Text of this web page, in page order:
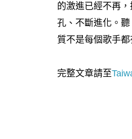
的激進已經不再
孔、不斷進化。
質不是每個歌手
完整文章請至